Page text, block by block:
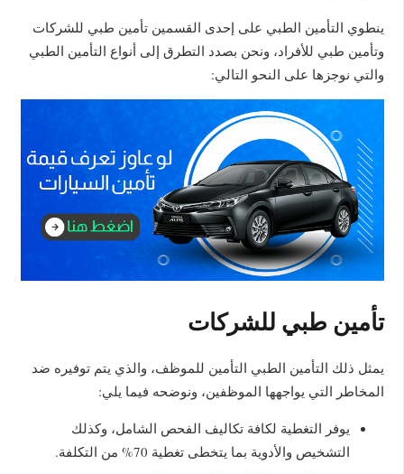
ينطوي التأمين الطبي على إحدى القسمين تأمين طبي للشركات
وتأمين طبي للأفراد، ونحن بصدد التطرق إلى أنواع التأمين الطبي
والتي نوجزها على النحو التالي:
تأمين طبي للشركات
يمثل ذلك التأمين الطبي التأمين للموظف، والذي يتم توفيره ضد
المخاطر التي يواجهها الموظفين، ونوضحه فيما يلي:
يوفر التغطية لكافة تكاليف الفحص الشامل، وكذلك
التشخيص والأدوية بما يتخطى تغطية 70% من التكلفة.